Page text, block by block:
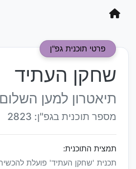
פרטי תוכנית גפ"ן
שחקן העתיד
תיאטרון למען
מספר תוכנית בגפ"ן: 2823
תמצית התוכנית:
תכנית 'שחקן העתיד' פועלת